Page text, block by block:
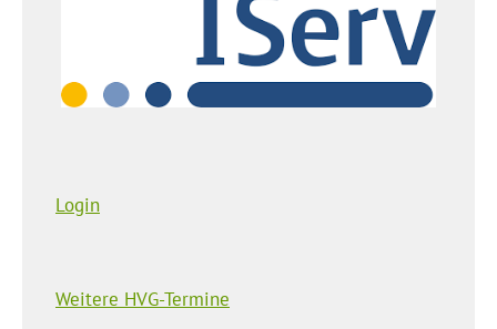
Login
Weitere HVG-Termine